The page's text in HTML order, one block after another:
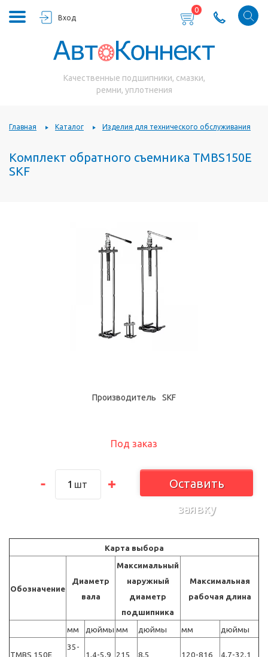
Вход
0
Качественные подшипники, смазки,
ремни, уплотнения
Главная Каталог Изделия для технического обслуживания
Комплект обратного съемника TMBS150E
SKF
Под заказ
шт
Оставить
заявку
Производитель SKF
Карта выбора
Обозначение
Диаметр
вала
Максимальный
наружный
диаметр
подшипника
Максимальная
рабочая длина
мм дюймы мм дюймы мм дюймы
TMBS 150E
35-
1,4-5,9 215 8,5 120-816 4,7-32,1